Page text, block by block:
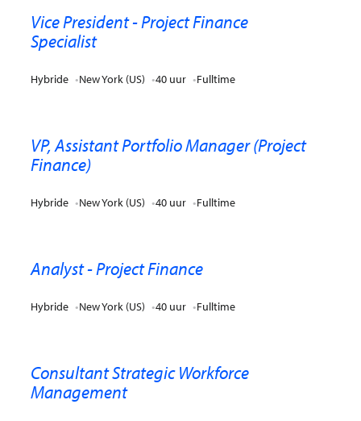
Vice President - Project Finance
Specialist
Hybride New York (US) 40 uur Fulltime
VP, Assistant Portfolio Manager (Project
Finance)
Hybride New York (US) 40 uur Fulltime
Analyst - Project Finance
Hybride New York (US) 40 uur Fulltime
Consultant Strategic Workforce
Management